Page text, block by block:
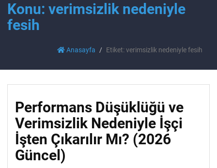
Konu: verimsizlik nedeniyle
fesih
Anasayfa Etiket: verimsizlik nedeniyle fesih
Performans Düşüklüğü ve
Verimsizlik Nedeniyle İşçi
İşten Çıkarılır Mı? (2026
Güncel)